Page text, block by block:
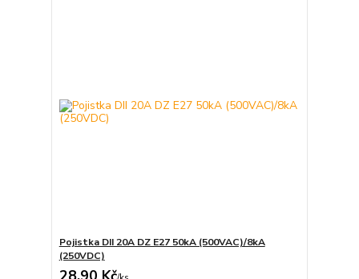
Pojistka DII 20A DZ E27 50kA (500VAC)/8kA
(250VDC)